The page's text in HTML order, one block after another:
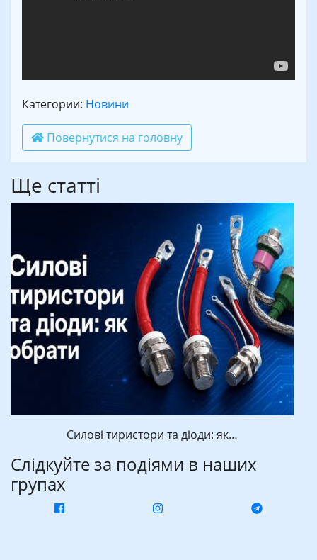
Категории: Новини
Повернутися на головну
Ще статті
Силові тиристори та діоди: як…
Слідкуйте за подіями в наших
групах